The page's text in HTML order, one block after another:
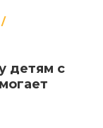
детям с